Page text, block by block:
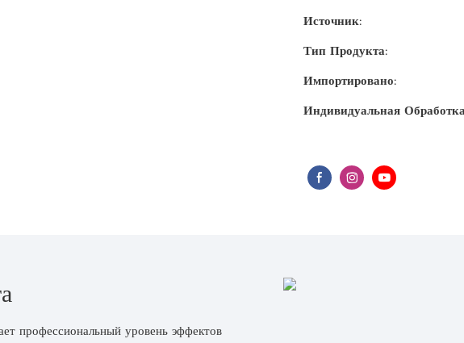
Источник:
Тип Продукта:
Импортировано:
Индивидуальная
профессиональный уровень эффектов